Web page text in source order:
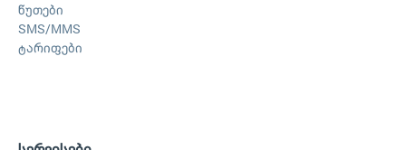
წუთები
SMS/MMS
ტარიფები